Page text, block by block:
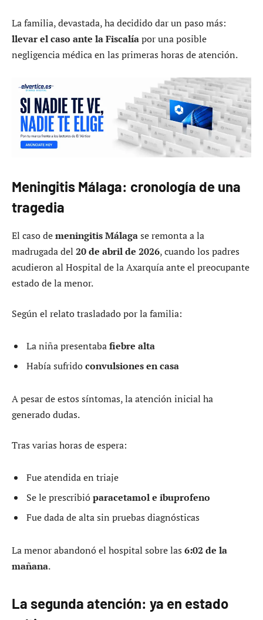
La familia, devastada, ha decidido dar un paso más:
llevar el caso ante la Fiscalíapor una posible
negligencia médica en las primeras horas de atención.
Meningitis Málaga: cronología de una
tragedia
El caso demeningitis Málagase remonta a la
madrugada del 20 de abril de 2026, cuando los padres
acudieron al Hospital de la Axarquía ante el preocupante
estado de la menor.
Según el relato trasladado por la familia:
La niña presentabafiebre alta
Había sufridoconvulsiones en casa
A pesar de estos síntomas, la atención inicial ha
generado dudas.
Tras varias horas de espera:
Fue atendida en triaje
Se le prescribióparacetamol e ibuprofeno
Fue dada de alta sin pruebas diagnósticas
La menor abandonó el hospital sobre las 6:02 de la
mañana.
La segunda atención: ya en estado